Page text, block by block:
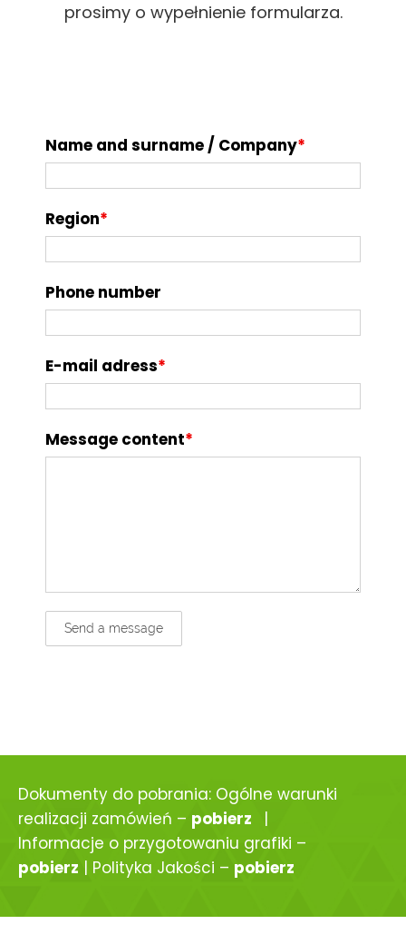
prosimy o wypełnienie formularza.
Name and surname / Company*
Region*
Phone number
E-mail adress*
Message content*
Dokumenty do pobrania: Ogólne warunki
realizacji zamówień – pobierz
|
Informacje o przygotowaniu grafiki –
pobierz | Polityka Jakości – pobierz